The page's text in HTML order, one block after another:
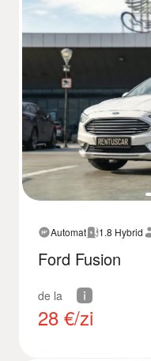
Automat 1.8 Hybrid
Ford Fusion
de la
28 €/zi